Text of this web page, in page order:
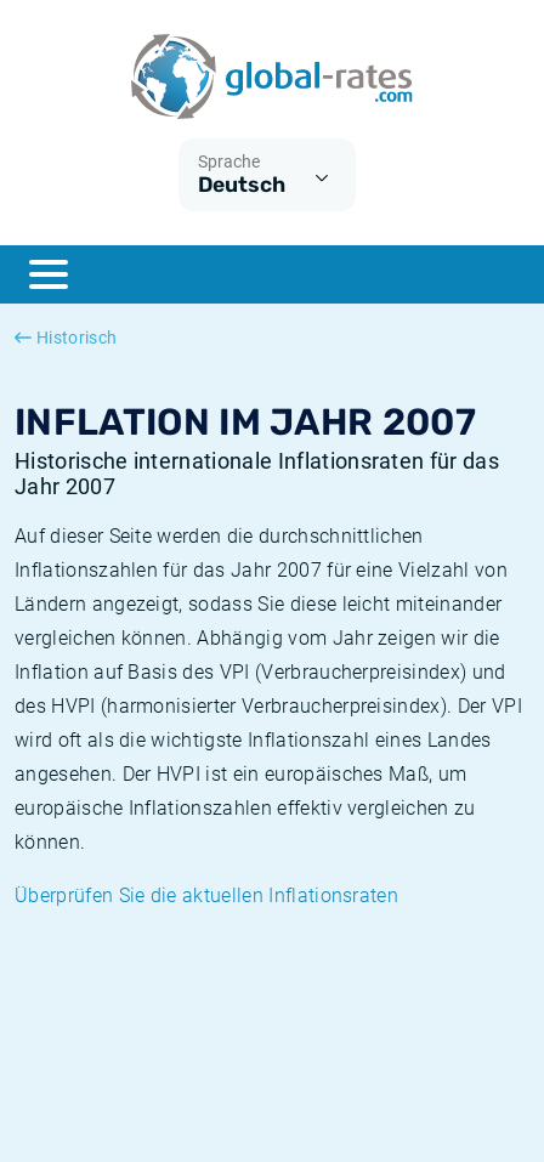
Sprache
Deutsch
Historisch
INFLATION IM JAHR 2007
Historische internationale Inflationsraten für das
Jahr 2007
Auf dieser Seite werden die durchschnittlichen
Inflationszahlen für das Jahr 2007 für eine Vielzahl von
Ländern angezeigt, sodass Sie diese leicht miteinander
vergleichen können. Abhängig vom Jahr zeigen wir die
Inflation auf Basis des VPI (Verbraucherpreisindex) und
des HVPI (harmonisierter Verbraucherpreisindex). Der VPI
wird oft als die wichtigste Inflationszahl eines Landes
angesehen. Der HVPI ist ein europäisches Maß, um
europäische Inflationszahlen effektiv vergleichen zu
können.
Überprüfen Sie die aktuellen Inflationsraten
ESTER
SONIA
Was ist die VPI-Inflation?
Was ist die HVPI-Inflation?
Deutsche inflation
Europäische inflation
Historische Euribor-Sätze
Historische ESTER-Sätze
Historische SOFR-Sätze
Historische SONIA-Sätze
Inflationsrechner